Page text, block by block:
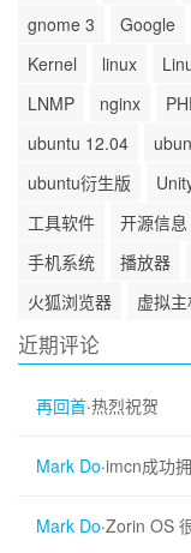
gnome 3
Google
Kernel
linux
LNMP
nginx
ubuntu 12.04
ubuntu衍生版
工具软件
开源信息
手机系统
播放器
火狐浏览器
虚拟
近期评论
再回首·热烈祝贺
Mark Do·imcn成功
Mark Do·Zorin OS